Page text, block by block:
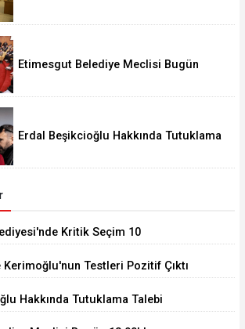
Etimesgut Belediye Meclisi Bugün
Erdal Beşikcioğlu Hakkında Tutuklama
Kritik Seçim 10
Kerimoğlu'nun Testleri Pozitif Çıktı
Hakkında Tutuklama Talebi